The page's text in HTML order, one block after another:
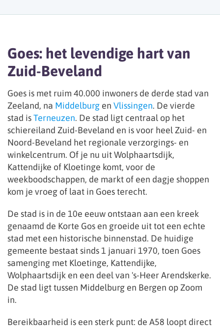
Goes: het levendige hart van
Zuid-Beveland
Goes is met ruim 40.000 inwoners de derde stad van
Zeeland, na Middelburg en Vlissingen. De vierde
stad isTerneuzen. De stad ligt centraal op het
schiereiland Zuid-Beveland en is voor heel Zuid- en
Noord-Beveland het regionale verzorgings- en
winkelcentrum. Of je nu uit Wolphaartsdijk,
Kattendijke of Kloetinge komt, voor de
weekboodschappen, de markt of een dagje shoppen
kom je vroeg of laat in Goes terecht.
De stad is in de 10e eeuw ontstaan aan een kreek
genaamd de Korte Gos en groeide uit tot een echte
stad met een historische binnenstad. De huidige
gemeente bestaat sinds 1 januari 1970, toen Goes
samenging met Kloetinge, Kattendijke,
Wolphaartsdijk en een deel van 's-Heer Arendskerke.
De stad ligt tussen Middelburg en Bergen op Zoom
in.
Bereikbaarheid is een sterk punt: de A58 loopt direct